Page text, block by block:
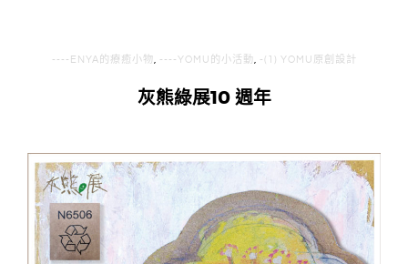
----ENYA的療癒小物, ----YOMU的小活動, -(1) YOMU原創設計
灰熊綠展10 週年